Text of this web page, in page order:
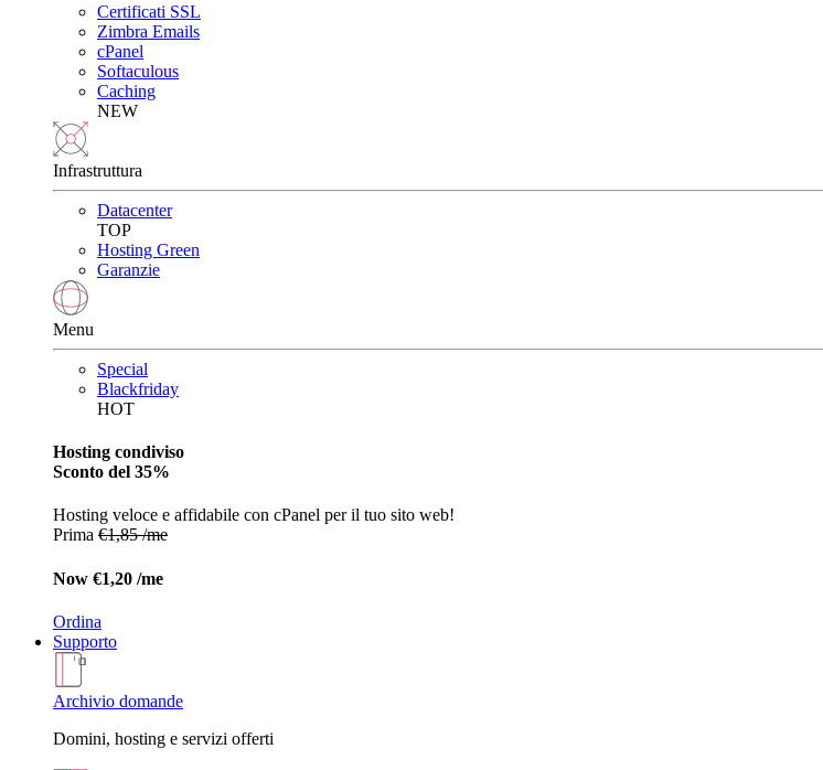
Certificati SSL
Zimbra Emails
cPanel
Softaculous
Caching
NEW
Infrastruttura
Datacenter
TOP
Hosting Green
Garanzie
Menu
Special
Blackfriday
HOT
Hosting condiviso
Sconto del 35%
Hosting veloce e affidabile con cPanel per il tuo sito web!
Prima €1,85 /me
Now €1,20 /me
Ordina
Supporto
Archivio domande
Domini, hosting e servizi offerti